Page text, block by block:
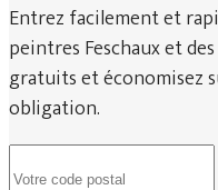
Entrez facilement et
peintres Feschaux et
gratuits et économisez
obligation.